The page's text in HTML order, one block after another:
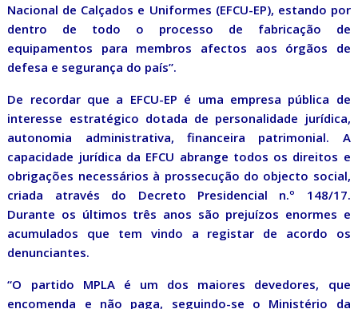
Nacional de Calçados e Uniformes (EFCU-EP), estando por
dentro de todo o processo de fabricação de
equipamentos para membros afectos aos órgãos de
defesa e segurança do país”.
De recordar que a EFCU-EP é uma empresa pública de
interesse estratégico dotada de personalidade jurídica,
autonomia administrativa, financeira patrimonial. A
capacidade jurídica da EFCU abrange todos os direitos e
obrigações necessários à prossecução do objecto social,
criada através do Decreto Presidencial n.º 148/17.
Durante os últimos três anos são prejuízos enormes e
acumulados que tem vindo a registar de acordo os
denunciantes.
“O partido MPLA é um dos maiores devedores, que
encomenda e não paga, seguindo-se o Ministério da